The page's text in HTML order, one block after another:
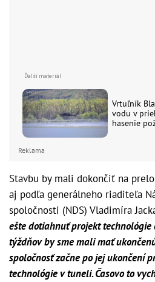
Vrtuľník
vodu v
hasenie
Reklama
Stavbu by mali dokončiť na
aj podľa generálneho riaditeľa
spoločnosti (NDS) Vladimíra
ešte dotiahnuť projekt
týždňov by sme mali mať
spoločnosť začne po jej ukončení
technológie v tuneli. Časovo to